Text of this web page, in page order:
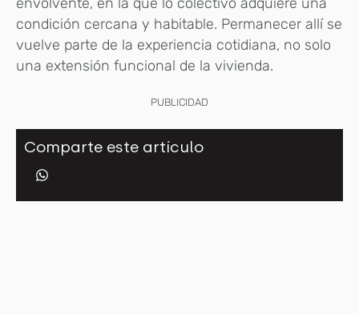
envolvente, en la que lo colectivo adquiere una
condición cercana y habitable. Permanecer allí se
vuelve parte de la experiencia cotidiana, no solo
una extensión funcional de la vivienda.
PUBLICIDAD
Comparte este artículo